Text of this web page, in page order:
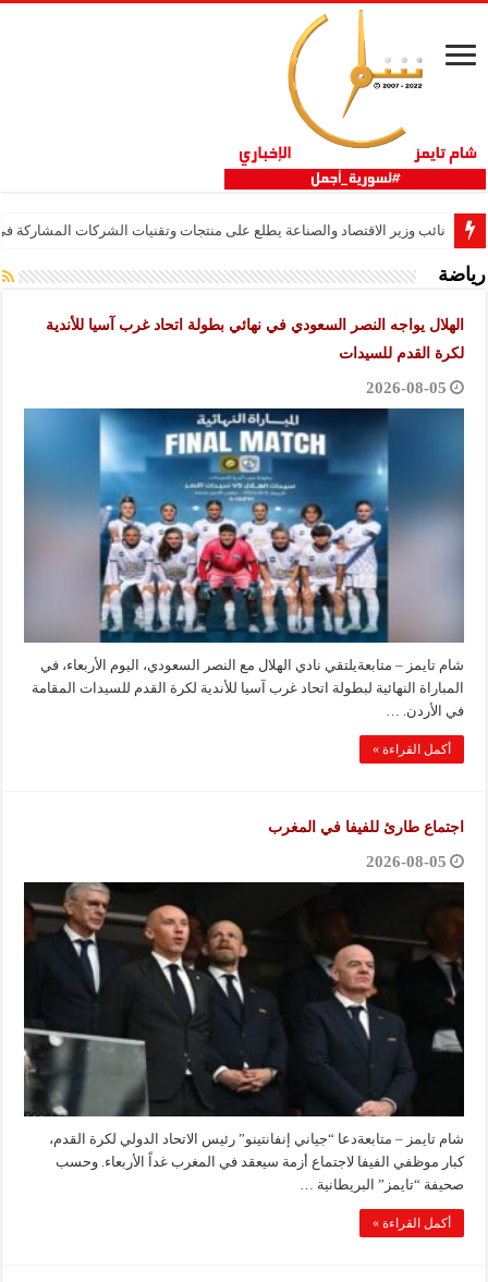
نائب وزير الاقتصاد والصناعة يطلع على منتجات وتقنيات الشركات المشاركة في
رياضة
الهلال يواجه النصر السعودي في نهائي بطولة اتحاد غرب آسيا للأندية
لكرة القدم للسيدات
2026-08-05
شام تايمز – متابعةيلتقي نادي الهلال مع النصر السعودي، اليوم الأربعاء، في
المباراة النهائية لبطولة اتحاد غرب آسيا للأندية لكرة القدم للسيدات المقامة
في الأردن. …
أكمل القراءة »
اجتماع طارئ للفيفا في المغرب
2026-08-05
شام تايمز – متابعةدعا “جياني إنفانتينو” رئيس الاتحاد الدولي لكرة القدم،
كبار موظفي الفيفا لاجتماع أزمة سيعقد في المغرب غداً الأربعاء. وحسب
صحيفة “تايمز” البريطانية …
أكمل القراءة »